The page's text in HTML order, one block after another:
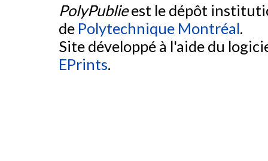
PolyPublieest le dépôt
de Polytechnique Montréal.
Site développé à l'aide du
EPrints.